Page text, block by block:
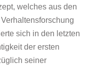
welches aus den
sich in den letzten
der ersten
seiner